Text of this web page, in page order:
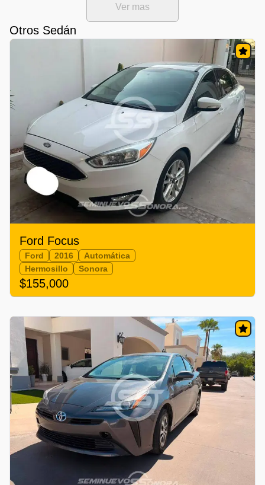
Ver mas
Otros Sedán
Ford Focus
Ford 2016
Automática
Hermosillo
Sonora
$155,000